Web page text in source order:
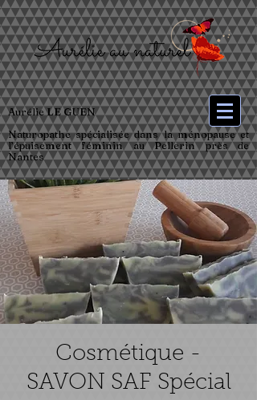
Aurélie LE GUEN
Naturopathe spécialisée dans la ménopause et
l’épuisement féminin au Pellerin près de
Nantes
Cosmétique -
SAVON SAF Spécial